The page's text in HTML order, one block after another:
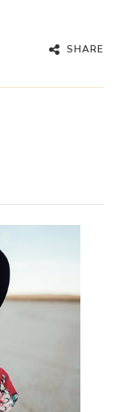
SHARE